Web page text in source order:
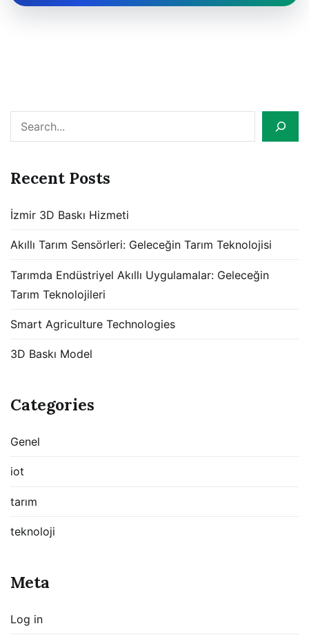
Search
Recent Posts
İzmir 3D Baskı Hizmeti
Akıllı Tarım Sensörleri: Geleceğin Tarım Teknolojisi
Tarımda Endüstriyel Akıllı Uygulamalar: Geleceğin
Tarım Teknolojileri
Smart Agriculture Technologies
3D Baskı Model
Categories
Genel
iot
tarım
teknoloji
Meta
Log in